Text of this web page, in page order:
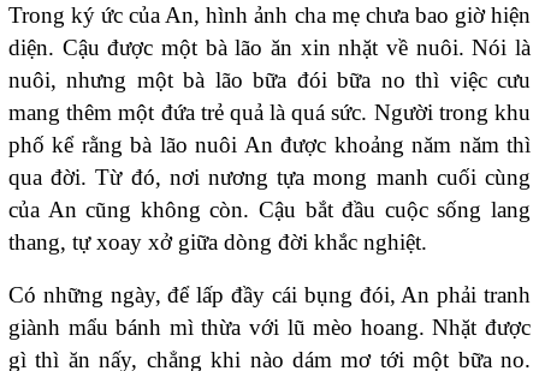
Trong ký ức của An, hình ảnh cha mẹ chưa bao giờ hiện
diện. Cậu được một bà lão ăn xin nhặt về nuôi. Nói là
nuôi, nhưng một bà lão bữa đói bữa no thì việc cưu
mang thêm một đứa trẻ quả là quá sức. Người trong khu
phố kể rằng bà lão nuôi An được khoảng năm năm thì
qua đời. Từ đó, nơi nương tựa mong manh cuối cùng
của An cũng không còn. Cậu bắt đầu cuộc sống lang
thang, tự xoay xở giữa dòng đời khắc nghiệt.
Có những ngày, để lấp đầy cái bụng đói, An phải tranh
giành mẩu bánh mì thừa với lũ mèo hoang. Nhặt được
gì thì ăn nấy, chẳng khi nào dám mơ tới một bữa no.